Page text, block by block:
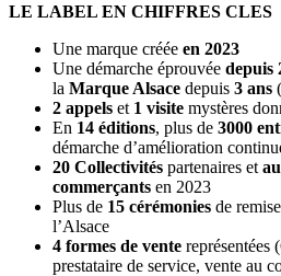
LE LABEL EN CHIFFRES CLES
Une marque créée en 2023
Une démarche éprouvée depuis
la Marque Alsace depuis 3 ans
2 appels et 1 visite mystères
En 14 éditions, plus de 3000
démarche d’amélioration
20 Collectivités partenaires et
commerçants en 2023
Plus de 15 cérémonies de
l’Alsace
4 formes de vente représentées
prestataire de service, vente au